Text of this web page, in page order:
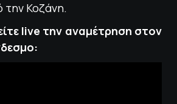
την Κοζάνη.
live την αναμέτρηση στον